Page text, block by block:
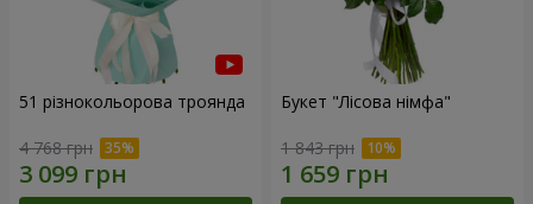
51 різнокольорова троянда
4 768 грн
Букет "Лісова німфа"
1 843 грн